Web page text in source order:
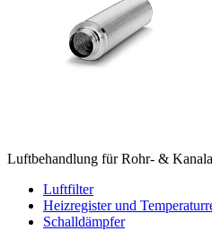
Luftbehandlung für Rohr- &
Luftfilter
Heizregister und
Schalldämpfer